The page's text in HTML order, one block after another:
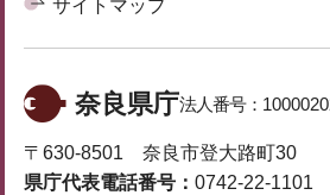
サイトマップ
奈良県庁法人番号：
〒630-8501 奈良市登大路町30
県庁代表電話番号： 0742-22-1101